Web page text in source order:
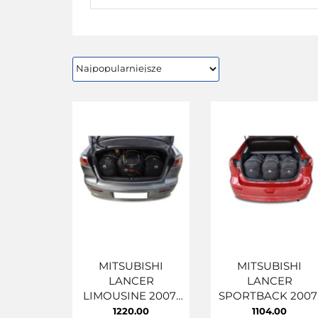
MITSUBISHI
LANCER
LIMOUSINE 2007-
2016 TORBY DO
1220.00
MITSUBISHI
LANCER
SPORTBACK
2016 TORBY DO
1104.00